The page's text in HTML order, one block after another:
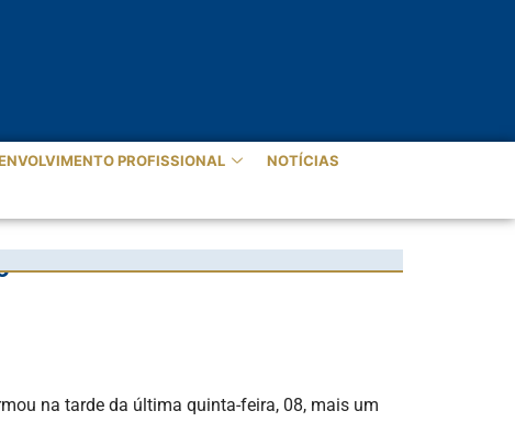
PROFISSIONAL NOTÍCIAS
na tarde da última quinta-feira, 08, mais um